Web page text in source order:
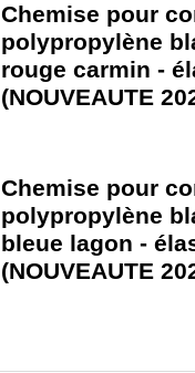
Chemise pour
polypropylène
rouge carmin -
(NOUVEAUTE
Chemise pour
polypropylène
bleue lagon -
(NOUVEAUTE